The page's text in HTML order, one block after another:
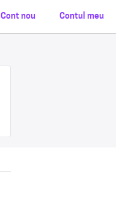
Cont nou Contul meu